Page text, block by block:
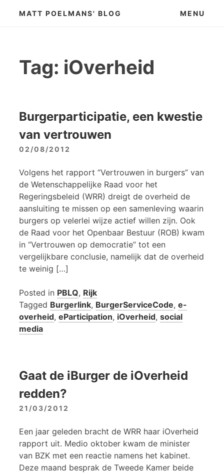
MATT POELMANS' BLOG MENU
Tag: iOverheid
Burgerparticipatie, een kwestie
van vertrouwen
02/08/2012
Volgens het rapport “Vertrouwen in burgers” van
de Wetenschappelijke Raad voor het
Regeringsbeleid (WRR) dreigt de overheid de
aansluiting te missen op een samenleving waarin
burgers op velerlei wijze actief willen zijn. Ook
de Raad voor het Openbaar Bestuur (ROB) kwam
in “Vertrouwen op democratie” tot een
vergelijkbare conclusie, namelijk dat de overheid
te weinig […]
Posted in PBLQ, Rijk
Tagged Burgerlink, BurgerServiceCode, e-
overheid, eParticipation, iOverheid, social
media
Gaat de iBurger de iOverheid
redden?
21/03/2012
Een jaar geleden bracht de WRR haar iOverheid
rapport uit. Medio oktober kwam de minister
van BZK met een reactie namens het kabinet.
Deze maand besprak de Tweede Kamer beide